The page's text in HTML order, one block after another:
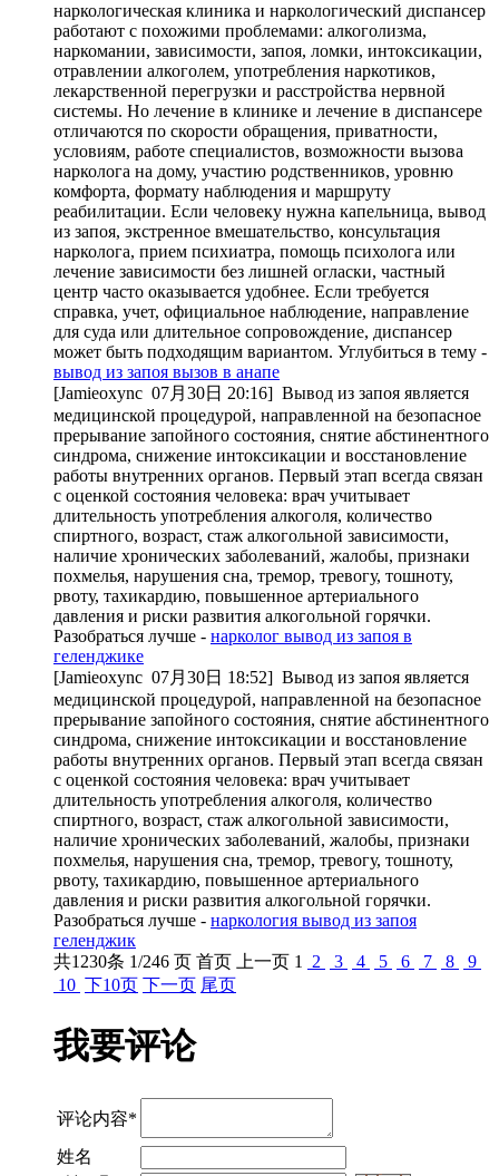
наркологическая клиника и наркологический диспансер
работают с похожими проблемами: алкоголизма,
наркомании, зависимости, запоя, ломки, интоксикации,
отравлении алкоголем, употребления наркотиков,
лекарственной перегрузки и расстройства нервной
системы. Но лечение в клинике и лечение в диспансере
отличаются по скорости обращения, приватности,
условиям, работе специалистов, возможности вызова
нарколога на дому, участию родственников, уровню
комфорта, формату наблюдения и маршруту
реабилитации. Если человеку нужна капельница, вывод
из запоя, экстренное вмешательство, консультация
нарколога, прием психиатра, помощь психолога или
лечение зависимости без лишней огласки, частный
центр часто оказывается удобнее. Если требуется
справка, учет, официальное наблюдение, направление
для суда или длительное сопровождение, диспансер
может быть подходящим вариантом. Углубиться в тему -
вывод из запоя вызов в анапе
[Jamieoxync 07月30日 20:16] Вывод из запоя является
медицинской процедурой, направленной на безопасное
прерывание запойного состояния, снятие абстинентного
синдрома, снижение интоксикации и восстановление
работы внутренних органов. Первый этап всегда связан
с оценкой состояния человека: врач учитывает
длительность употребления алкоголя, количество
спиртного, возраст, стаж алкогольной зависимости,
наличие хронических заболеваний, жалобы, признаки
похмелья, нарушения сна, тремор, тревогу, тошноту,
рвоту, тахикардию, повышенное артериального
давления и риски развития алкогольной горячки.
Разобраться лучше - нарколог вывод из запоя в
геленджике
[Jamieoxync 07月30日 18:52] Вывод из запоя является
медицинской процедурой, направленной на безопасное
прерывание запойного состояния, снятие абстинентного
синдрома, снижение интоксикации и восстановление
работы внутренних органов. Первый этап всегда связан
с оценкой состояния человека: врач учитывает
длительность употребления алкоголя, количество
спиртного, возраст, стаж алкогольной зависимости,
наличие хронических заболеваний, жалобы, признаки
похмелья, нарушения сна, тремор, тревогу, тошноту,
рвоту, тахикардию, повышенное артериального
давления и риски развития алкогольной горячки.
Разобраться лучше - наркология вывод из запоя
геленджик
共1230条 1/246 页 首页 上一页 1 2 3 4 5 6 7 8
9
10 下10页 下一页 尾页
我要评论
评论内容*
姓名